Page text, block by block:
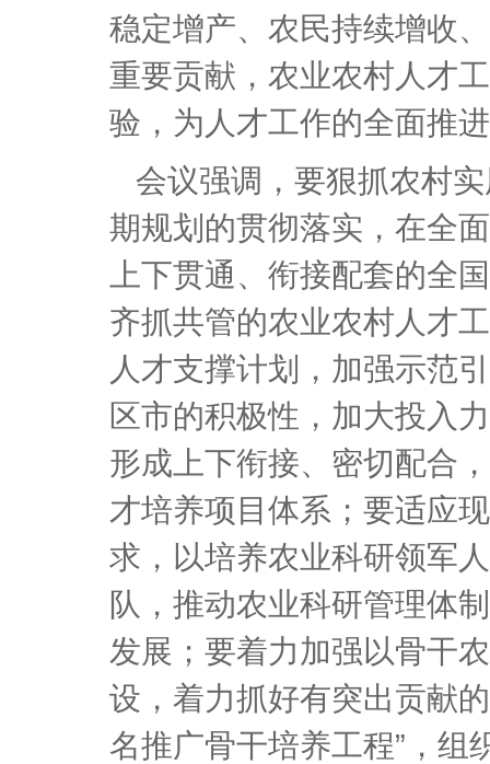
稳定增产、农民持续增收
重要贡献，农业农村人才
验，为人才工作的全面推
会议强调，要狠抓农村
期规划的贯彻落实，在全
上下贯通、衔接配套的全
齐抓共管的农业农村人才
人才支撑计划，加强示范
区市的积极性，加大投入
形成上下衔接、密切配合
才培养项目体系；要适应
求，以培养农业科研领军
队，推动农业科研管理体
发展；要着力加强以骨干
设，着力抓好有突出贡献
名推广骨干培养工程”，组